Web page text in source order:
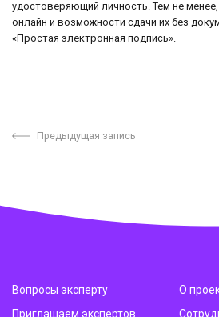
удостоверяющий личность. Тем не
онлайн и возможности сдачи их без
«Простая электронная подпись».
Предыдущая запись
Вопросы эксперту
Приглашаем экспертов
О